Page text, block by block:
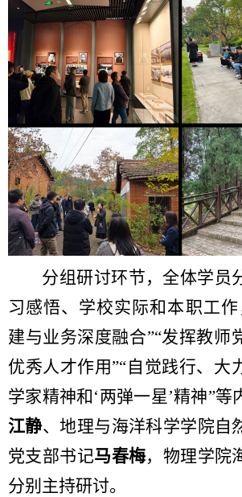
分组研讨环节，全体学员
习感悟、学校实际和本职工
建与业务深度融合”“发挥教师
优秀人才作用”“自觉践行、大
学家精神和‘两弹一星’精神”等
江静、地理与海洋科学学院自
党支部书记马春梅，物理学院
分别主持研讨。